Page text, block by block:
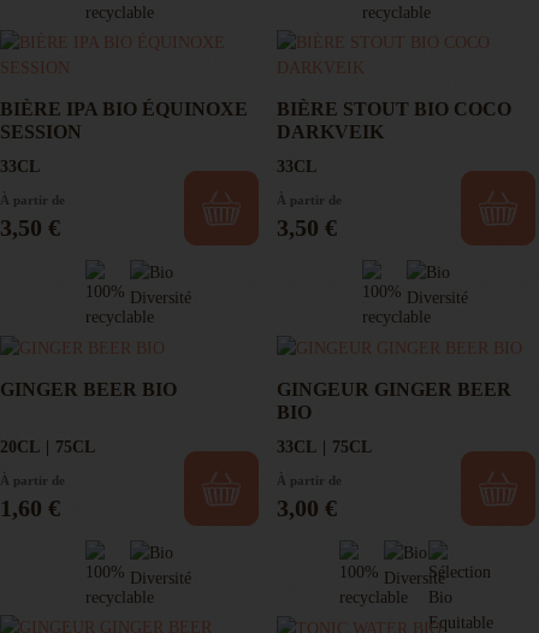
BIÈRE IPA BIO ÉQUINOXE
SESSION
33CL
À partir de
Prix
3,50 €
BIÈRE STOUT BIO COCO
DARKVEIK
33CL
À partir de
Prix
3,50 €
GINGER BEER BIO
20CL 75CL
À partir de
Prix
1,60 €
GINGEUR GINGER BEER
BIO
33CL 75CL
À partir de
Prix
3,00 €